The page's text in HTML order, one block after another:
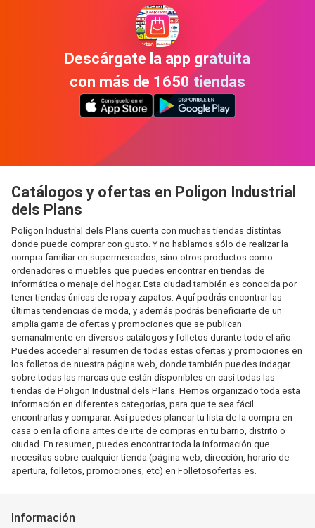
Descárgate la app gratuita
con más de 1650 tiendas
Catálogos y ofertas en Poligon Industrial
dels Plans
Poligon Industrial dels Plans cuenta con muchas tiendas distintas
donde puede comprar con gusto. Y no hablamos sólo de realizar la
compra familiar en supermercados, sino otros productos como
ordenadores o muebles que puedes encontrar en tiendas de
informática o menaje del hogar. Esta ciudad también es conocida por
tener tiendas únicas de ropa y zapatos. Aquí podrás encontrar las
últimas tendencias de moda, y además podrás beneficiarte de un
amplia gama de ofertas y promociones que se publican
semanalmente en diversos catálogos y folletos durante todo el año.
Puedes acceder al resumen de todas estas ofertas y promociones en
los folletos de nuestra página web, donde también puedes indagar
sobre todas las marcas que están disponibles en casi todas las
tiendas de Poligon Industrial dels Plans. Hemos organizado toda esta
información en diferentes categorías, para que te sea fácil
encontrarlas y comparar. Así puedes planear tu lista de la compra en
casa o en la oficina antes de irte de compras en tu barrio, distrito o
ciudad. En resumen, puedes encontrar toda la información que
necesitas sobre cualquier tienda (página web, dirección, horario de
apertura, folletos, promociones, etc) en Folletosofertas.es.
Información